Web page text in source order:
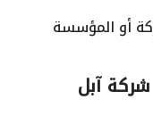
أو المؤسسة
آبل